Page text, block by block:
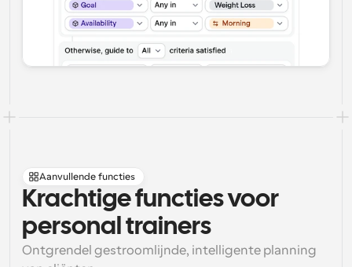
Aanvullende functies
Krachtige functies voor
personal trainers
Ontgrendel gestroomlijnde, intelligente planning